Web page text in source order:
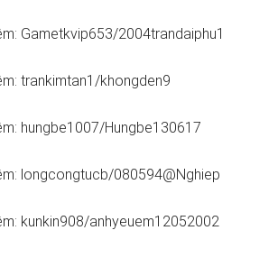
Gametkvip653/2004trandaiphu1
trankimtan1/khongden9
hungbe1007/Hungbe130617
longcongtucb/080594@Nghiep
kunkin908/anhyeuem12052002